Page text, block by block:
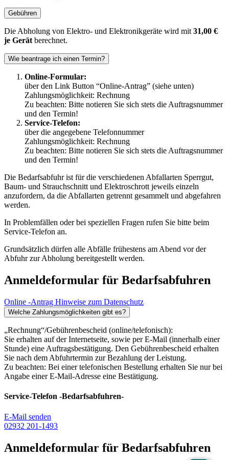
Gebühren
Die Abholung von Elektro- und Elektronikgeräte wird mit 31,00 €
je Gerät berechnet.
Wie beantrage ich einen Termin?
Online-Formular:
über den Link Button “Online-Antrag” (siehe unten)
Zahlungsmöglichkeit: Rechnung
Zu beachten: Bitte notieren Sie sich stets die Auftragsnummer
und den Termin!
Service-Telefon:
über die angegebene Telefonnummer
Zahlungsmöglichkeit: Rechnung
Zu beachten: Bitte notieren Sie sich stets die Auftragsnummer
und den Termin!
Die Bedarfsabfuhr ist für die verschiedenen Abfallarten Sperrgut,
Baum- und Strauchschnitt und Elektroschrott jeweils einzeln
anzufordern, da die Abfallarten getrennt gesammelt und abgefahren
werden.
In Problemfällen oder bei speziellen Fragen rufen Sie bitte beim
Service-Telefon an.
Grundsätzlich dürfen alle Abfälle frühestens am Abend vor der
Abfuhr zur Abholung bereitgestellt werden.
Anmeldeformular für Bedarfsabfuhren
Online -Antrag Hinweise zum Datenschutz
Welche Zahlungsmöglichkeiten gibt es?
„Rechnung“/Gebührenbescheid (online/telefonisch):
Sie erhalten auf der Internetseite, sowie per E-Mail (innerhalb einer
Stunde) eine Auftragsbestätigung. Den Gebührenbescheid erhalten
Sie nach dem Abfuhrtermin zur Bezahlung der Leistung.
Zu beachten: Bei einer telefonischen Bestellung erhalten Sie nur bei
Angabe einer E-Mail-Adresse eine Bestätigung.
Service-Telefon -Bedarfsabfuhren-
E-Mail senden
02932 201-1493
Anmeldeformular für Bedarfsabfuhren